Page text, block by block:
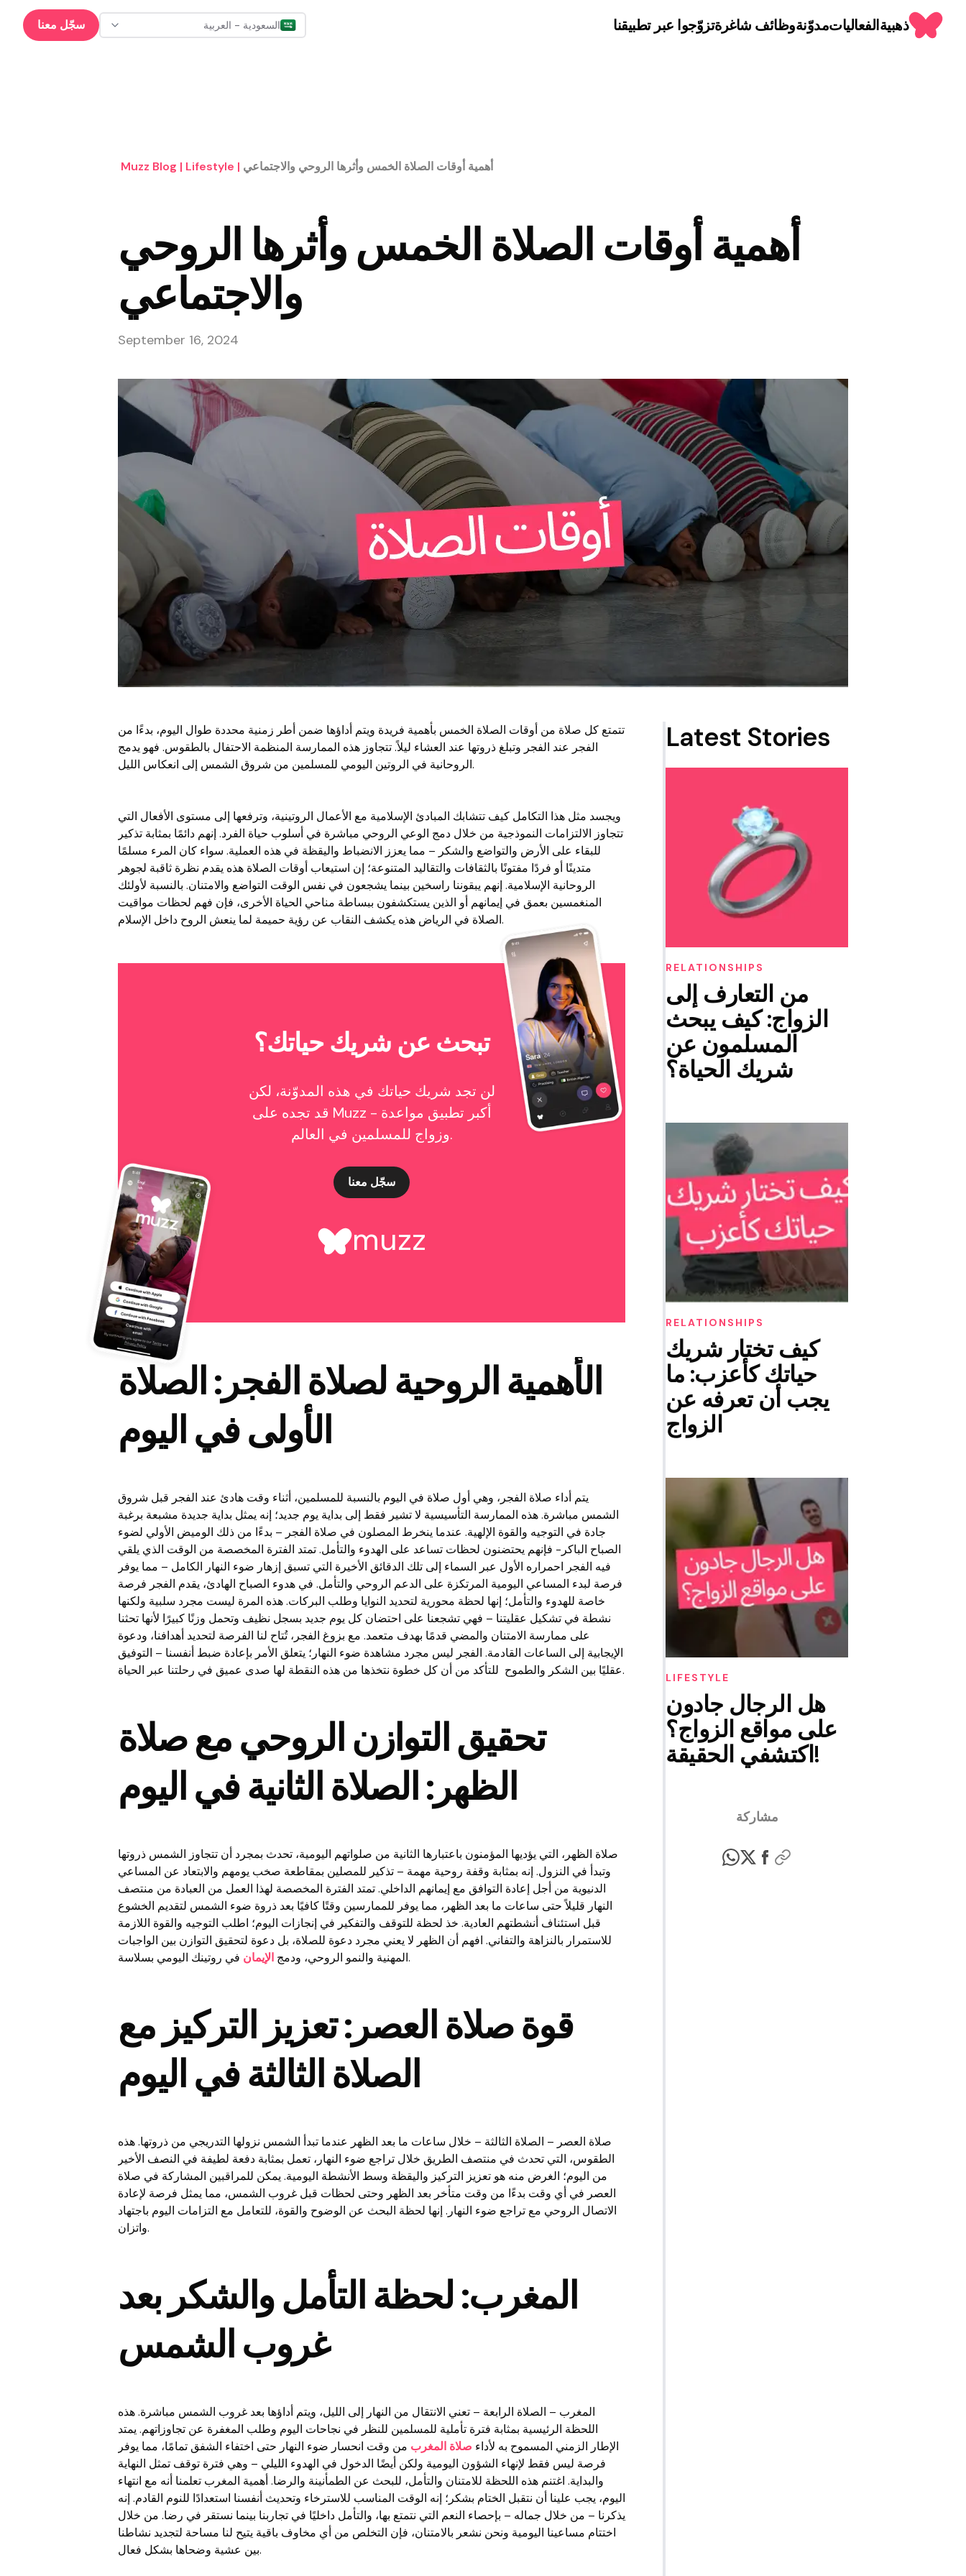
ذهبيةالفعالياتمدوّنةوظائف شاغرةتزوّجوا عبر تطبيقنا السعودية - العربية سجّل معنا
Muzz Blog | Lifestyle | أهمية أوقات الصلاة الخمس وأثرها الروحي والاجتماعي
أهمية أوقات الصلاة الخمس وأثرها الروحي
والاجتماعي
September 16, 2024
تتمتع كل صلاة من أوقات الصلاة الخمس بأهمية فريدة ويتم أداؤها ضمن أطر زمنية محددة طوال اليوم، بدءًا من
الفجر عند الفجر وتبلغ ذروتها عند العشاء ليلاً. تتجاوز هذه الممارسة المنظمة الاحتفال بالطقوس. فهو يدمج
الروحانية في الروتين اليومي للمسلمين من شروق الشمس إلى انعكاس الليل.
ويجسد مثل هذا التكامل كيف تتشابك المبادئ الإسلامية مع الأعمال الروتينية، وترفعها إلى مستوى الأفعال التي
تتجاوز الالتزامات النموذجية من خلال دمج الوعي الروحي مباشرة في أسلوب حياة الفرد. إنهم دائمًا بمثابة تذكير
للبقاء على الأرض والتواضع والشكر – مما يعزز الانضباط واليقظة في هذه العملية. سواء كان المرء مسلمًا
متدينًا أو فردًا مفتونًا بالثقافات والتقاليد المتنوعة؛ إن استيعاب أوقات الصلاة هذه يقدم نظرة ثاقبة لجوهر
الروحانية الإسلامية. إنهم يبقوننا راسخين بينما يشجعون في نفس الوقت التواضع والامتنان. بالنسبة لأولئك
المنغمسين بعمق في إيمانهم أو الذين يستكشفون ببساطة مناحي الحياة الأخرى، فإن فهم لحظات مواقيت
الصلاة في الرياض هذه يكشف النقاب عن رؤية حميمة لما ينعش الروح داخل الإسلام.
تبحث عن شريك حياتك؟
لن تجد شريك حياتك في هذه المدوّنة، لكن
قد تجده على Muzz - أكبر تطبيق مواعدة
وزواج للمسلمين في العالم.
سجّل معنا
muzz
الأهمية الروحية لصلاة الفجر: الصلاة
الأولى في اليوم
يتم أداء صلاة الفجر، وهي أول صلاة في اليوم بالنسبة للمسلمين، أثناء وقت هادئ عند الفجر قبل شروق
الشمس مباشرة. هذه الممارسة التأسيسية لا تشير فقط إلى بداية يوم جديد؛ إنه يمثل بداية جديدة مشبعة برغبة
جادة في التوجيه والقوة الإلهية. عندما ينخرط المصلون في صلاة الفجر – بدءًا من ذلك الوميض الأولي لضوء
الصباح الباكر- فإنهم يحتضنون لحظات تساعد على الهدوء والتأمل. تمتد الفترة المخصصة من الوقت الذي يلقي
فيه الفجر احمراره الأول عبر السماء إلى تلك الدقائق الأخيرة التي تسبق إزهار ضوء النهار الكامل – مما يوفر
فرصة لبدء المساعي اليومية المرتكزة على الدعم الروحي والتأمل. في هدوء الصباح الهادئ، يقدم الفجر فرصة
خاصة للهدوء والتأمل؛ إنها لحظة محورية لتحديد النوايا وطلب البركات. هذه المرة ليست مجرد سلبية ولكنها
نشطة في تشكيل عقليتنا – فهي تشجعنا على احتضان كل يوم جديد بسجل نظيف وتحمل وزنًا كبيرًا لأنها تحثنا
على ممارسة الامتنان والمضي قدمًا بهدف متعمد. مع بزوغ الفجر، تُتاح لنا الفرصة لتحديد أهدافنا، ودعوة
الإيجابية إلى الساعات القادمة. الفجر ليس مجرد مشاهدة ضوء النهار؛ يتعلق الأمر بإعادة ضبط أنفسنا – التوفيق
عقليًا بين الشكر والطموح للتأكد من أن كل خطوة نتخذها من هذه النقطة لها صدى عميق في رحلتنا عبر الحياة.
تحقيق التوازن الروحي مع صلاة
الظهر: الصلاة الثانية في اليوم
صلاة الظهر، التي يؤديها المؤمنون باعتبارها الثانية من صلواتهم اليومية، تحدث بمجرد أن تتجاوز الشمس ذروتها
وتبدأ في النزول. إنه بمثابة وقفة روحية مهمة – تذكير للمصلين بمقاطعة صخب يومهم والابتعاد عن المساعي
الدنيوية من أجل إعادة التوافق مع إيمانهم الداخلي. تمتد الفترة المخصصة لهذا العمل من العبادة من منتصف
النهار قليلاً حتى ساعات ما بعد الظهر، مما يوفر للممارسين وقتًا كافيًا بعد ذروة ضوء الشمس لتقديم الخشوع
قبل استئناف أنشطتهم العادية. خذ لحظة للتوقف والتفكير في إنجازات اليوم؛ اطلب التوجيه والقوة اللازمة
للاستمرار بالنزاهة والتفاني. افهم أن الظهر لا يعني مجرد دعوة للصلاة، بل دعوة لتحقيق التوازن بين الواجبات
المهنية والنمو الروحي، ودمج الإيمان في روتينك اليومي بسلاسة.
قوة صلاة العصر: تعزيز التركيز مع
الصلاة الثالثة في اليوم
صلاة العصر – الصلاة الثالثة – خلال ساعات ما بعد الظهر عندما تبدأ الشمس نزولها التدريجي من ذروتها. هذه
الطقوس، التي تحدث في منتصف الطريق خلال تراجع ضوء النهار، تعمل بمثابة دفعة لطيفة في النصف الأخير
من اليوم؛ الغرض منه هو تعزيز التركيز واليقظة وسط الأنشطة اليومية. يمكن للمراقبين المشاركة في صلاة
العصر في أي وقت بدءًا من وقت متأخر بعد الظهر وحتى لحظات قبل غروب الشمس، مما يمثل فرصة لإعادة
الاتصال الروحي مع تراجع ضوء النهار. إنها لحظة البحث عن الوضوح والقوة، للتعامل مع التزامات اليوم باجتهاد
واتزان.
المغرب: لحظة التأمل والشكر بعد
غروب الشمس
المغرب – الصلاة الرابعة – تعني الانتقال من النهار إلى الليل، ويتم أداؤها بعد غروب الشمس مباشرة. هذه
اللحظة الرئيسية بمثابة فترة تأملية للمسلمين للنظر في نجاحات اليوم وطلب المغفرة عن تجاوزاتهم. يمتد
الإطار الزمني المسموح به لأداء صلاة المغرب من وقت انحسار ضوء النهار حتى اختفاء الشفق تمامًا، مما يوفر
فرصة ليس فقط لإنهاء الشؤون اليومية ولكن أيضًا الدخول في الهدوء الليلي – وهي فترة توقف تمثل النهاية
والبداية. اغتنم هذه اللحظة للامتنان والتأمل، للبحث عن الطمأنينة والرضا. أهمية المغرب تعلمنا أنه مع انتهاء
اليوم، يجب علينا أن نتقبل الختام بشكر؛ إنه الوقت المناسب للاسترخاء وتحديث أنفسنا استعدادًا للنوم القادم. إنه
يذكرنا – من خلال جماله – بإحصاء النعم التي نتمتع بها، والتأمل داخليًا في تجاربنا بينما نستقر في رضا. من خلال
اختتام مساعينا اليومية ونحن نشعر بالامتنان، فإن التخلص من أي مخاوف باقية يتيح لنا مساحة لتجديد نشاطنا
بين عشية وضحاها بشكل فعال.
Latest Stories
RELATIONSHIPS
من التعارف إلى
الزواج: كيف يبحث
المسلمون عن
شريك الحياة؟
RELATIONSHIPS
كيف تختار شريك
حياتك كأعزب: ما
يجب أن تعرفه عن
الزواج
LIFESTYLE
هل الرجال جادون
على مواقع الزواج؟
اكتشفي الحقيقة!
مشاركة